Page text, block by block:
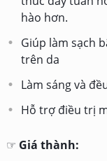
hào hơn.
Giúp làm sạch
trên da
Làm sáng và
Hỗ trợ điều trị
☞ Giá thành: